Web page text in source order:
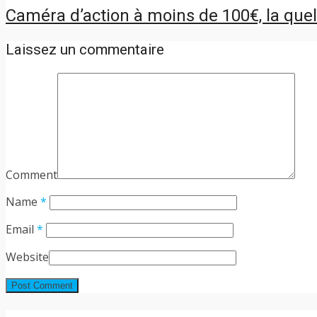
Caméra d’action à moins de 100€, la
Laissez un commentaire
Comment
Name *
Email *
Website